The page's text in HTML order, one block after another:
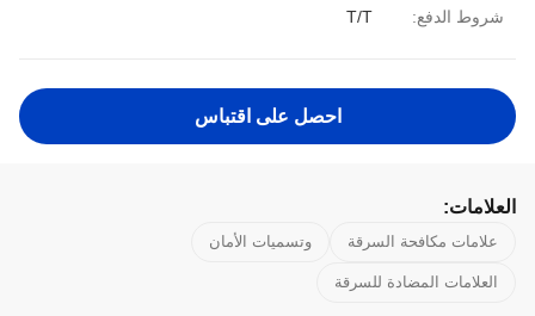
شروط الدفع: T/T
احصل على اقتباس
العلامات:
علامات مكافحة السرقة وتسميات الأمان
العلامات المضادة للسرقة